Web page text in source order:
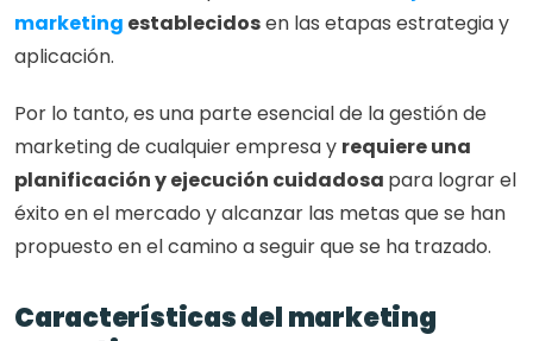
marketing establecidos en las etapas estrategia y
aplicación.
Por lo tanto, es una parte esencial de la gestión de
marketing de cualquier empresa y requiere una
planificación y ejecución cuidadosa para lograr el
éxito en el mercado y alcanzar las metas que se han
propuesto en el camino a seguir que se ha trazado.
Características del marketing